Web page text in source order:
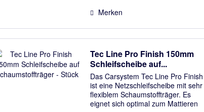
unserem Polierpad wirbelfreie Lack-
Kratzer,...
Merken
Tec Line Pro Finish 150mm
Schleifscheibe auf...
Das Carsystem Tec Line Pro Finish
ist eine Netzschleifscheibe mit sehr
flexiblem Schaumstoffträger. Es
eignet sich optimal zum Mattieren